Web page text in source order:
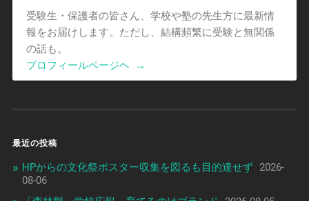
受験生・保護者の皆さん、学校や塾の先生方に最新情
報をお届けします。ただし、結構頻繁に受験と無関係
の話も。
プロフィールページヘ
→
最近の投稿
HPからの文化祭ポスター収集を図るも目的達せず 2026-
08-06